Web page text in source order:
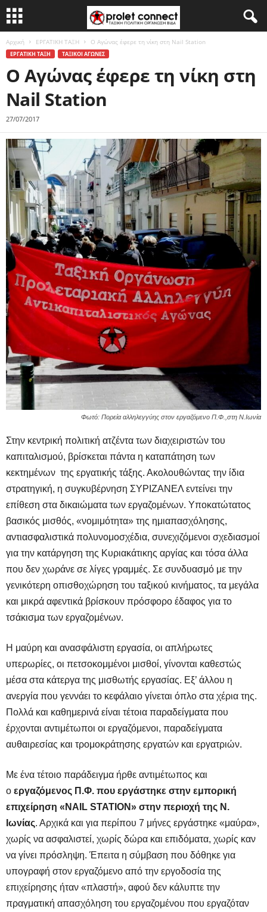
Αρχική ΕΡΓΑΤΙΚΗ ΤΑΞΗ Ο Αγώνας έφερε τη νίκη στη Nail Station
ΕΡΓΑΤΙΚΗ ΤΑΞΗ ΤΑΞΙΚΟΙ ΑΓΩΝΕΣ
Ο Αγώνας έφερε τη νίκη στη
Nail Station
27/07/2017
Φωτό: Πορεία αλληλεγγύης στον εργαζόμενο Π.Φ.,στη Ν.Ιωνία
Στην κεντρική πολιτική ατζέντα των διαχειριστών του
καπιταλισμού, βρίσκεται πάντα η καταπάτηση των
κεκτημένων της εργατικής τάξης. Ακολουθώντας την ίδια
στρατηγική, η συγκυβέρνηση ΣΥΡΙΖΑΝΕΛ εντείνει την
επίθεση στα δικαιώματα των εργαζομένων. Υποκατώτατος
βασικός μισθός, «νομιμότητα» της ημιαπασχόλησης,
αντιασφαλιστικά πολυνομοσχέδια, συνεχιζόμενοι σχεδιασμοί
για την κατάργηση της Κυριακάτικης αργίας και τόσα άλλα
που δεν χωράνε σε λίγες γραμμές. Σε συνδυασμό με την
γενικότερη οπισθοχώρηση του ταξικού κινήματος, τα μεγάλα
και μικρά αφεντικά βρίσκουν πρόσφορο έδαφος για το
τσάκισμα των εργαζομένων.
Η μαύρη και ανασφάλιστη εργασία, οι απλήρωτες
υπερωρίες, οι πετσοκομμένοι μισθοί, γίνονται καθεστώς
μέσα στα κάτεργα της μισθωτής εργασίας. Εξ’ άλλου η
ανεργία που γεννάει το κεφάλαιο γίνεται όπλο στα χέρια της.
Πολλά και καθημερινά είναι τέτοια παραδείγματα που
έρχονται αντιμέτωποι οι εργαζόμενοι, παραδείγματα
αυθαιρεσίας και τρομοκράτησης εργατών και εργατριών.
Με ένα τέτοιο παράδειγμα ήρθε αντιμέτωπος και
ο εργαζόμενος Π.Φ. που εργάστηκε στην εμπορική
επιχείρηση « NAIL STATION» στην περιοχή της Ν.
Ιωνίας. Αρχικά και για περίπου 7 μήνες εργάστηκε «μαύρα»,
χωρίς να ασφαλιστεί, χωρίς δώρα και επιδόματα, χωρίς καν
να γίνει πρόσληψη. Έπειτα η σύμβαση που δόθηκε για
υπογραφή στον εργαζόμενο από την εργοδοσία της
επιχείρησης ήταν «πλαστή», αφού δεν κάλυπτε την
πραγματική απασχόληση του εργαζομένου που εργαζόταν